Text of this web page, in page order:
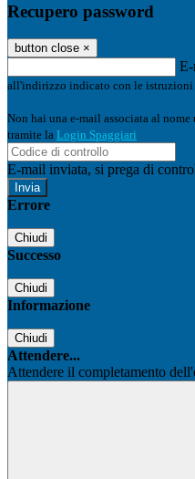
Recupero password
button close ×
all'indirizzo indicato con le istruzioni
Non hai una e-mail associata al
tramite la Login Spaggiari
E-mail inviata, si prega di
Errore
Chiudi
Successo
Chiudi
Informazione
Chiudi
Attendere...
Attendere il completamento